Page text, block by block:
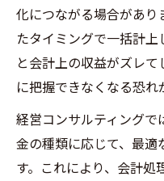
化につながる場合があ
たタイミングで一括計
と会計上の収益がズレ
に把握できなくなる恐れ
経営コンサルティング
金の種類に応じて、最適
す。これにより、会計処